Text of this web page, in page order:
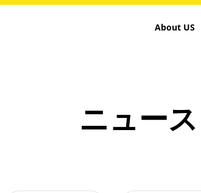
About US
ニュース